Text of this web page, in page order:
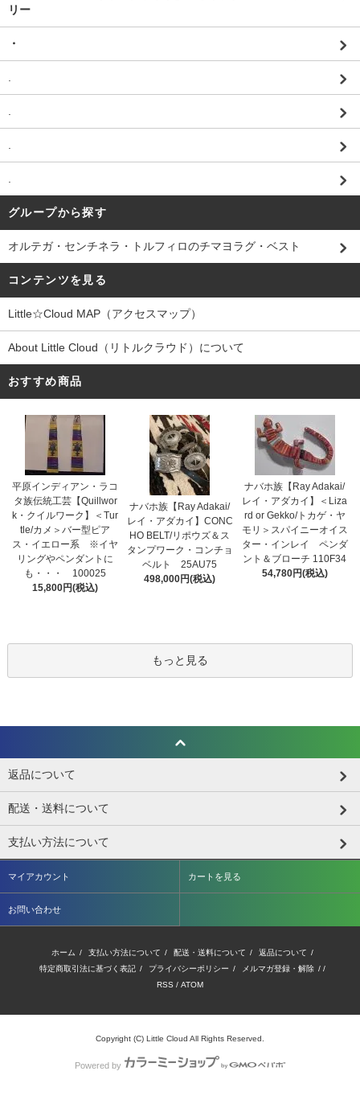
リー
・
グループから探す
オルテガ・センチネラ・トルフィロのチマヨラグ・ベスト
コンテンツを見る
Little☆Cloud MAP（アクセスマップ）
About Little Cloud（リトルクラウド）について
おすすめ商品
平原インディアン・ラコ
タ族伝統工芸【Quillwor
k・クイルワーク】＜Tur
tle/カメ＞バー型ピア
ス・イエロー系 ※イヤ
リングやペンダントに
も・・・ 100025
15,800円(税込)
ナバホ族【Ray Adakai/
レイ・アダカイ】CONC
HO BELT/リポウズ＆ス
タンプワーク・コンチョ
ベルト 25AU75
498,000円(税込)
ナバホ族【Ray Adakai/
レイ・アダカイ】＜Liza
rd or Gekko/トカゲ・ヤ
モリ＞スパイニーオイス
ター・インレイ ペンダ
ント＆ブローチ 110F34
54,780円(税込)
もっと見る
返品について
配送・送料について
支払い方法について
マイアカウント カートを見る
お問い合わせ
ホーム / 支払い方法について / 配送・送料について / 返品について /
特定商取引法に基づく表記 / プライバシーポリシー / メルマガ登録・解除 / /
RSS / ATOM
Copyright (C) Little Cloud All Rights Reserved.
Powered by